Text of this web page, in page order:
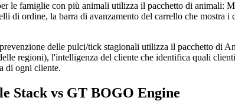
le famiglie con più animali utilizza il pacchetto di animali:
di ordine, la barra di avanzamento del carrello che mostra
delle pulci/tick stagionali utilizza il pacchetto di
regioni), l'intelligenza del cliente che identifica quali
di ogni cliente.
Stack vs GT BOGO Engine